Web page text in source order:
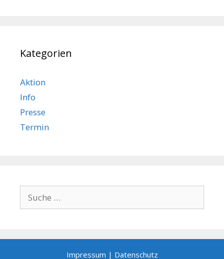
Kategorien
Aktion
Info
Presse
Termin
nach:
Impressum | Datenschutz